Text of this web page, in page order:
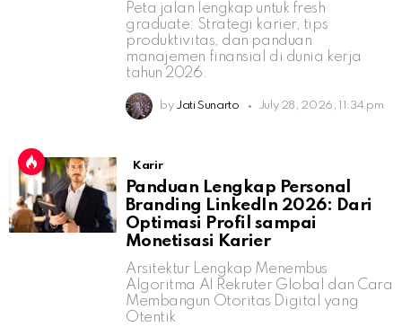
Peta jalan lengkap untuk fresh
graduate: Strategi karier, tips
produktivitas, dan panduan
manajemen finansial di dunia kerja
tahun 2026.
by Jati Sunarto July 28, 2026, 11:34 pm
Karir
Panduan Lengkap Personal
Branding LinkedIn 2026: Dari
Optimasi Profil sampai
Monetisasi Karier
Arsitektur Lengkap Menembus
Algoritma AI Rekruter Global dan Cara
Membangun Otoritas Digital yang
Otentik